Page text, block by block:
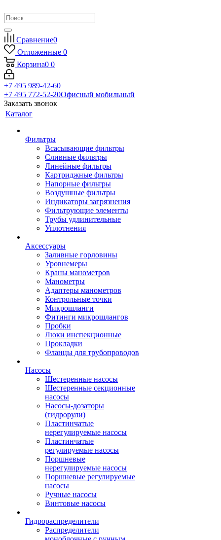
Сравнение0
Отложенные 0
Корзина0 0
+7 495 989-42-60
+7 495 772-52-20Офисный мобильный
Заказать звонок
Каталог
Фильтры
Всасывающие фильтры
Сливные фильтры
Линейные фильтры
Картриджные фильтры
Напорные фильтры
Воздушные фильтры
Индикаторы загрязнения
Фильтрующие элементы
Трубы удлинительные
Уплотнения
Аксессуары
Заливные горловины
Уровнемеры
Краны манометров
Манометры
Адаптеры манометров
Контрольные точки
Микрошланги
Фитинги микрошлангов
Пробки
Люки инспекционные
Прокладки
Фланцы для трубопроводов
Насосы
Шестеренные насосы
Шестеренные секционные
насосы
Насосы-дозаторы
(гидрорули)
Пластинчатые
нерегулируемые насосы
Пластинчатые
регулируемые насосы
Поршневые
нерегулируемые насосы
Поршневые регулируемые
насосы
Ручные насосы
Винтовые насосы
Гидрораспределители
Распределители